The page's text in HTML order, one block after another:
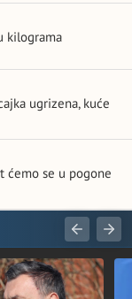
kilograma
ugrizena, kuće
ćemo se u pogone